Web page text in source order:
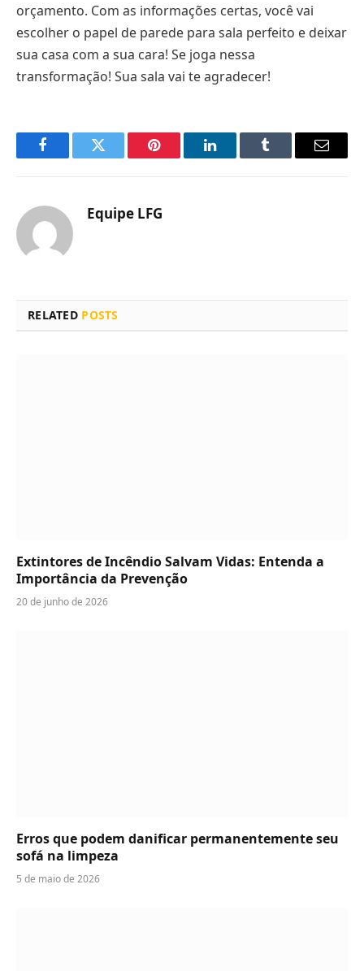
orçamento. Com as informações certas, você vai
escolher o papel de parede para sala perfeito e deixar
sua casa com a sua cara! Se joga nessa
transformação! Sua sala vai te agradecer!
FacebookTwitter Pinterest LinkedInTumblr Email
Equipe LFG
RELATED POSTS
Extintores de Incêndio Salvam Vidas: Entenda a
Importância da Prevenção
20 de junho de 2026
Erros que podem danificar permanentemente seu
sofá na limpeza
5 de maio de 2026